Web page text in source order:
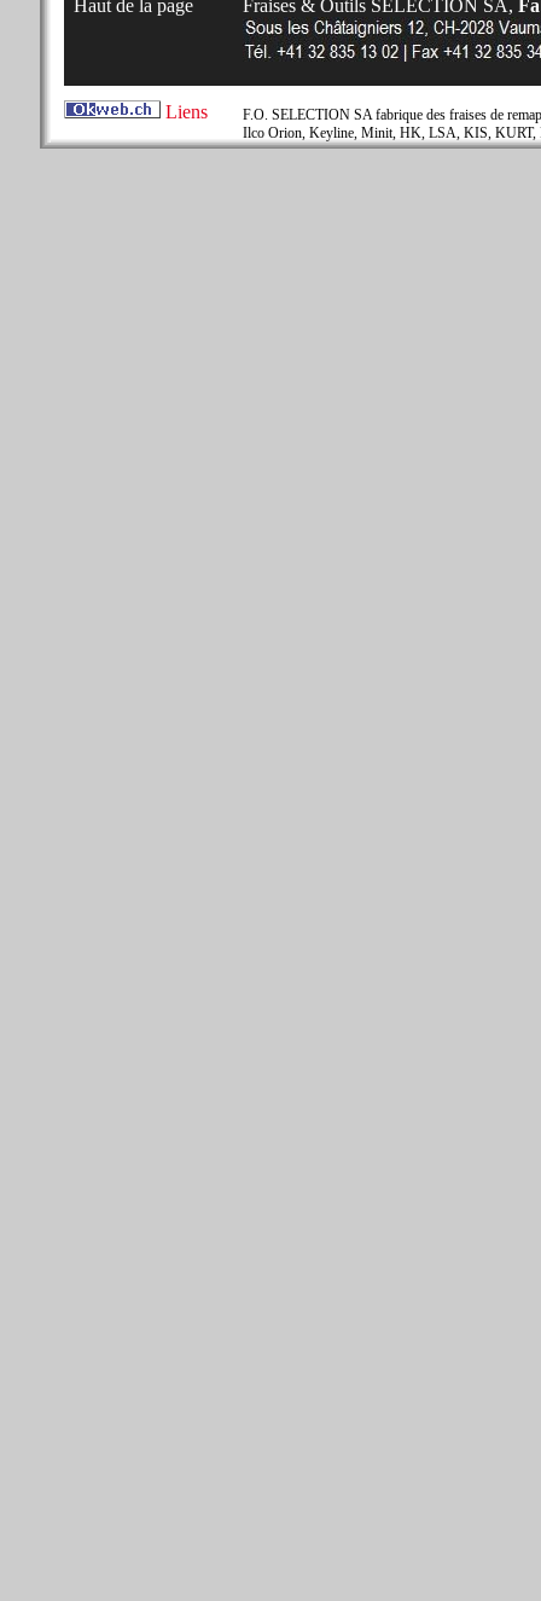
Haut de la page Fraises & Outils SELECTION SA,
Liens
F.O. SELECTION SA fabrique des fraises de
Ilco Orion, Keyline, Minit, HK, LSA, KIS, KURT,